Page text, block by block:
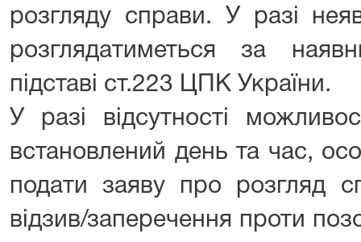
розгляду справи. У разі
розглядатиметься за
підставі ст.223 ЦПК України.
У разі відсутності
встановлений день та час,
подати заяву про розгляд
відзив/заперечення проти